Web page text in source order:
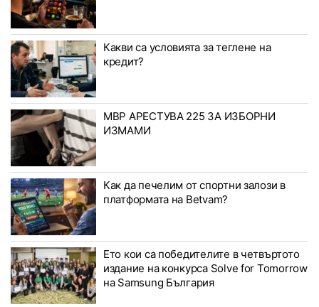
Какви са условията за теглене на
кредит?
МВР АРЕСТУВА 225 ЗА ИЗБОРНИ
ИЗМАМИ
Как да печелим от спортни залози в
платформата на Betvam?
Ето кои са победителите в четвъртото
издание на конкурса Solve for Tomorrow
на Samsung България